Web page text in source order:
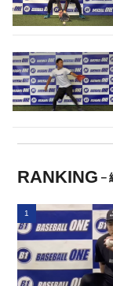
RANKING
1